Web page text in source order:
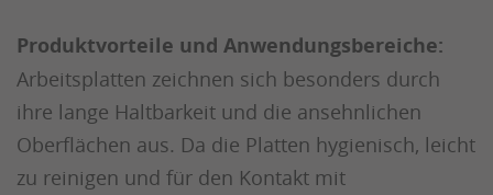
Produktvorteile und Anwendungsbereiche:
Arbeitsplatten zeichnen sich besonders durch
ihre lange Haltbarkeit und die ansehnlichen
Oberflächen aus. Da die Platten hygienisch, leicht
zu reinigen und für den Kontakt mit